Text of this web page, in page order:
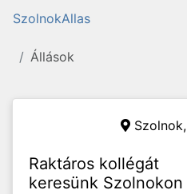
SzolnokAllas
Állások
Szolnok,
Raktáros kollégát
keresünk Szolnokon